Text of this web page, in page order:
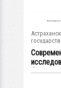
университет